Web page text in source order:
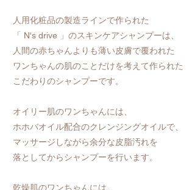
人用化粧品の製造ラインで作られた
「 N's drive 」のスキンケアシャンプーは、
人間の赤ちゃんよりも薄い皮膚で覆われた
ワンちゃんの肌のことだけを考えて作られた
こだわりのシャンプーです。
オイリー肌のワンちゃんには、
ホホバオイル配合のクレンジングオイルで、
マッサージしながら余分な皮脂汚れを
落としてからシャンプーを行います。
乾燥肌のワンちゃんには、